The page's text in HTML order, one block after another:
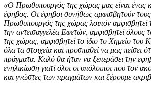
«Ο Πρωθυπουργός της χώρας μας είναι ένας
έφηβος. Οι έφηβοι συνήθως αμφισβητούν
Πρωθυπουργός της χώρας λοιπόν αμφισβητεί
την αντεισαγγελέα Εφετών, αμφισβητεί όλους
της χώρας, αμφισβητεί το ίδιο το Χημείο του
όλα τα στοιχεία και προσπαθεί να μας πείσει
πράγματα. Καλό θα ήταν να ξεπεράσει την
ενηλικίωση γιατί όλοι οι υπόλοιποι που τον
και γνώστες των πραγμάτων και ξέρουμε